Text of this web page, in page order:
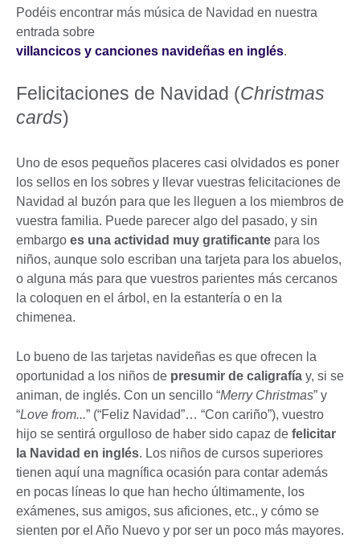
Podéis encontrar más música de Navidad en nuestra
entrada sobre
villancicos y canciones navideñas en inglés.
Felicitaciones de Navidad (Christmas
cards)
Uno de esos pequeños placeres casi olvidados es poner
los sellos en los sobres y llevar vuestras felicitaciones de
Navidad al buzón para que les lleguen a los miembros de
vuestra familia. Puede parecer algo del pasado, y sin
embargo es una actividad muy gratificante para los
niños, aunque solo escriban una tarjeta para los abuelos,
o alguna más para que vuestros parientes más cercanos
la coloquen en el árbol, en la estantería o en la
chimenea.
Lo bueno de las tarjetas navideñas es que ofrecen la
oportunidad a los niños de presumir de caligrafía y, si se
animan, de inglés. Con un sencillo “Merry Christmas” y
“Love from...” (“Feliz Navidad”… “Con cariño”), vuestro
hijo se sentirá orgulloso de haber sido capaz de felicitar
la Navidad en inglés. Los niños de cursos superiores
tienen aquí una magnífica ocasión para contar además
en pocas líneas lo que han hecho últimamente, los
exámenes, sus amigos, sus aficiones, etc., y cómo se
sienten por el Año Nuevo y por ser un poco más mayores.